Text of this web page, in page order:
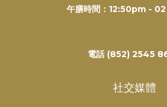
午膳時間：12:50pm -
電話 (852) 2545
社交媒體